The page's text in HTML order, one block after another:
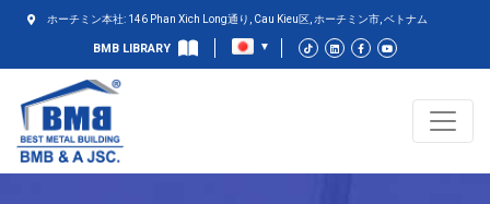
ホーチミン本社: 146 Phan Xich Long通り, Cau Kieu区, ホーチミン市, ベトナム
BMB LIBRARY